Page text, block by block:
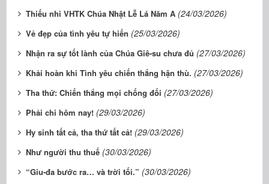
​​​​​​​Thiếu nhi VHTK Chúa Nhật Lễ Lá Năm A (24/03/2026)
Vẻ đẹp của tình yêu tự hiến (25/03/2026)
Nhận ra sự tốt lành của Chúa Giê-su chưa đủ (27/03/2026)
Khải hoàn khi Tình yêu chiến thắng hận thù. (27/03/2026)
Tha thứ: Chiến thắng mọi chống đối (27/03/2026)
Phải chi hôm nay! (29/03/2026)
Hy sinh tất cả, tha thứ tất cả! (29/03/2026)
Như người thu thuế (30/03/2026)
“Giu-đa bước ra… và trời tối.” (30/03/2026)